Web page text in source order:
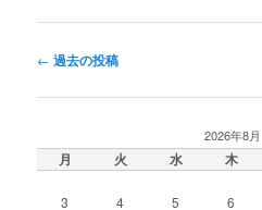
投
ナ
ゲ
ー
← 過去の投稿
2026年8月
月 火 水 木
3
4 5 6